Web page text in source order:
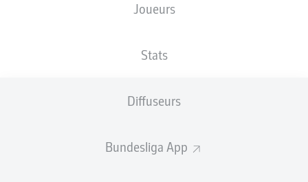
Joueurs
Stats
Diffuseurs
Bundesliga App
Publicité